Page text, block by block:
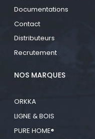
Documentations
Contact
Distributeurs
Recrutement
NOS MARQUES
ORKKA
LIGNE & BOIS
PURE HOME®